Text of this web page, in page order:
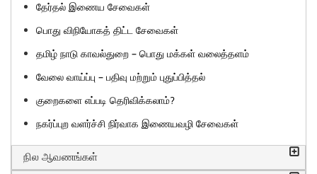
தேர்தல் இணைய சேவைகள்
பொது விநியோகத் திட்ட சேவைகள்
தமிழ் நாடு காவல்துறை – பொது மக்கள் வலைத்தளம்
வேலை வாய்ப்பு – பதிவு மற்றும் புதுப்பித்தல்
குறைகளை எப்படி தெரிவிக்கலாம்?
நகர்ப்புற வளர்ச்சி நிர்வாக இணையவழி சேவைகள்
நில ஆவணங்கள்